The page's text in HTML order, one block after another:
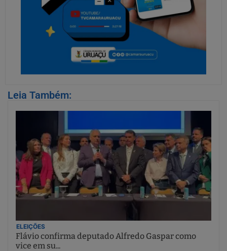
Leia Também:
ELEIÇÕES
Flávio confirma deputado Alfredo Gaspar como
vice em su...